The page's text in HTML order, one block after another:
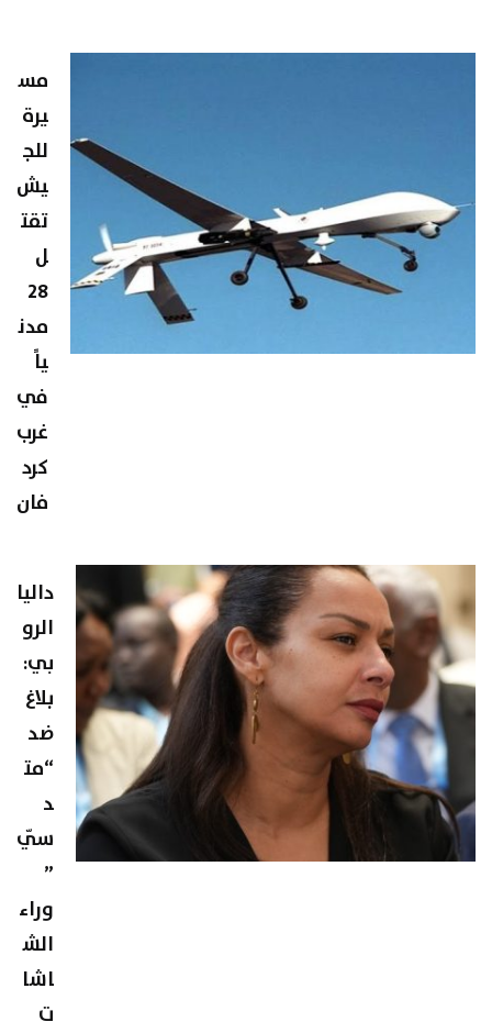
مس
يرة
للج
يش
تقت
ل
28
مدن
ياً
في
غرب
كرد
فان
داليا
الرو
بي:
بلاغ
ضد
“مت
د
سّي
”
وراء
الش
اشا
ت